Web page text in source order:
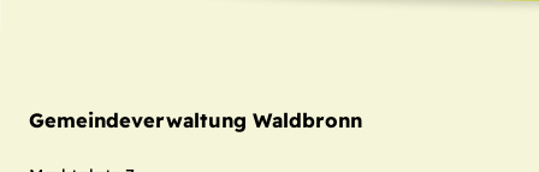
Gemeindeverwaltung Waldbronn